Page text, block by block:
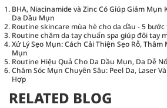
BHA, Niacinamide và Zinc Có Giúp Giảm Mụn
Da Dầu Mụn
Routine skincare mùa hè cho da dầu - 5
Routine chăm da tay chuẩn spa giúp đôi tay
Xử Lý Sẹo Mụn: Cách Cải Thiện Sẹo Rỗ, Thâm
Mụn
Routine Hiệu Quả Cho Da Dầu Mụn, Da Dễ
Chăm Sóc Mụn Chuyên Sâu: Peel Da, Laser
Hợp
RELATED BLOG